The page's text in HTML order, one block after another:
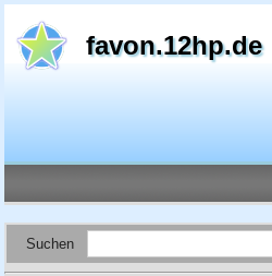
favon.12hp.de
Suchen